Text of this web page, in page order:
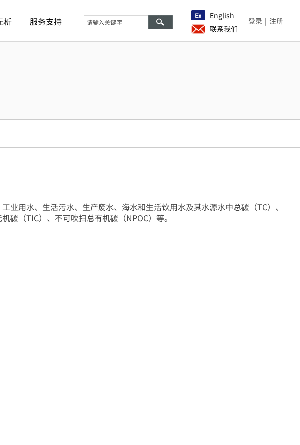
业用水、生活污水、生产废水、海水和生活饮用水及其水源水中总碳（TC）、
碳（TIC）、不可吹扫总有机碳（NPOC）等。
English
联系我们
登录 | 注册
析 服务支持